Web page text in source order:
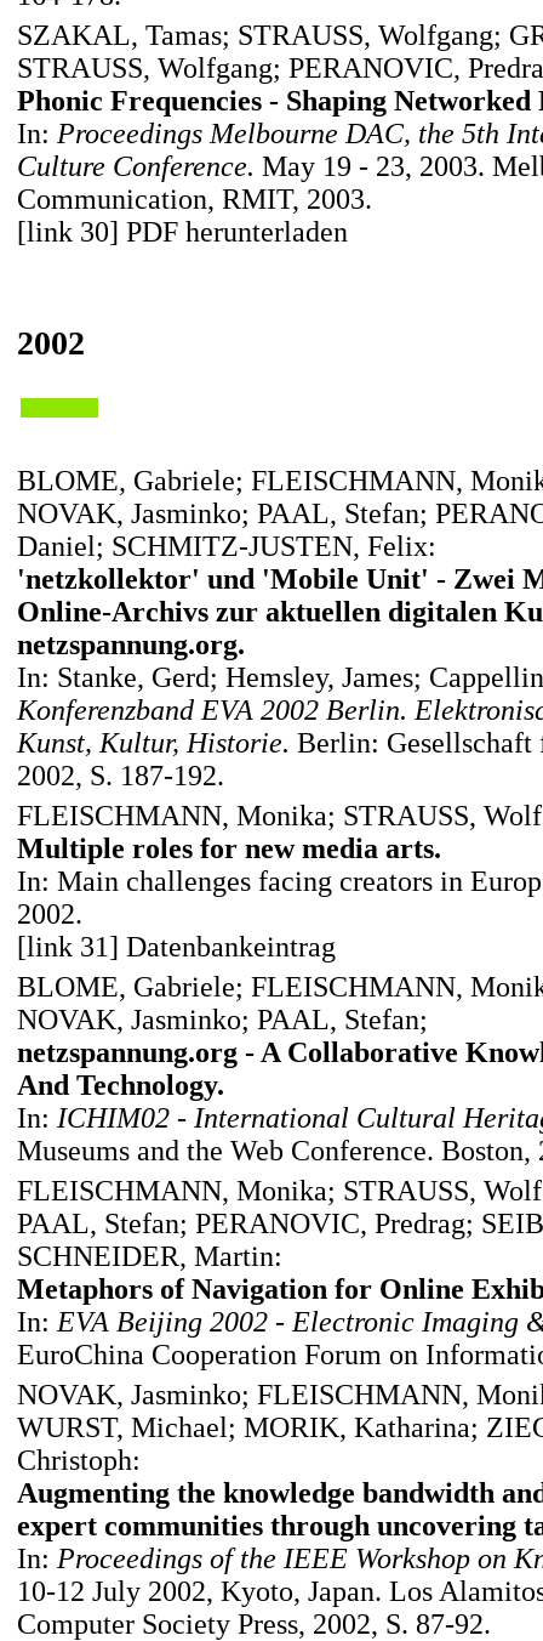
SZAKAL, Tamas; STRAUSS, Wolfgang;
STRAUSS, Wolfgang; PERANOVIC,
Phonic Frequencies - Shaping Networked
In: Proceedings Melbourne DAC, the 5th
Culture Conference. May 19 - 23, 2003.
Communication, RMIT, 2003.
[link 30] PDF herunterladen
2002
BLOME, Gabriele; FLEISCHMANN,
NOVAK, Jasminko; PAAL, Stefan;
Daniel; SCHMITZ-JUSTEN, Felix:
'netzkollektor' und 'Mobile Unit' - Zwei
Online-Archivs zur aktuellen digitalen
netzspannung.org.
In: Stanke, Gerd; Hemsley, James;
Konferenzband EVA 2002 Berlin.
Kunst, Kultur, Historie. Berlin: Gesellschaft
2002, S. 187-192.
FLEISCHMANN, Monika; STRAUSS,
Multiple roles for new media arts.
In: Main challenges facing creators in
2002.
[link 31] Datenbankeintrag
BLOME, Gabriele; FLEISCHMANN,
NOVAK, Jasminko; PAAL, Stefan;
netzspannung.org - A Collaborative
And Technology.
In: ICHIM02 - International Cultural
Museums and the Web Conference. Boston,
FLEISCHMANN, Monika; STRAUSS,
PAAL, Stefan; PERANOVIC, Predrag;
SCHNEIDER, Martin:
Metaphors of Navigation for Online
In: EVA Beijing 2002 - Electronic Imaging
EuroChina Cooperation Forum on
NOVAK, Jasminko; FLEISCHMANN,
WURST, Michael; MORIK, Katharina;
Christoph:
Augmenting the knowledge bandwidth
expert communities through uncovering
In: Proceedings of the IEEE Workshop on
10-12 July 2002, Kyoto, Japan. Los
Computer Society Press, 2002, S. 87-92.